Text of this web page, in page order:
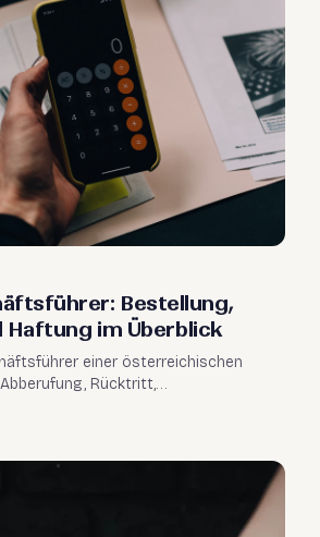
Bestellung,
Haftung im Überblick
einer österreichischen
Rücktritt,
und Vertretungsbefugnis sowie
GmbHG.